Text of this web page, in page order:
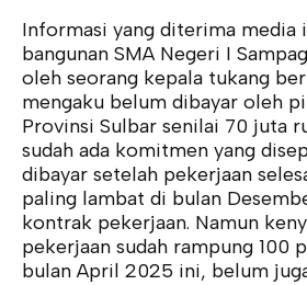
Informasi yang diterima media
bangunan SMA Negeri I
oleh seorang kepala tukang
mengaku belum dibayar oleh
Provinsi Sulbar senilai 70 juta
sudah ada komitmen yang
dibayar setelah pekerjaan
paling lambat di bulan
kontrak pekerjaan. Namun
pekerjaan sudah rampung 100
bulan April 2025 ini, belum